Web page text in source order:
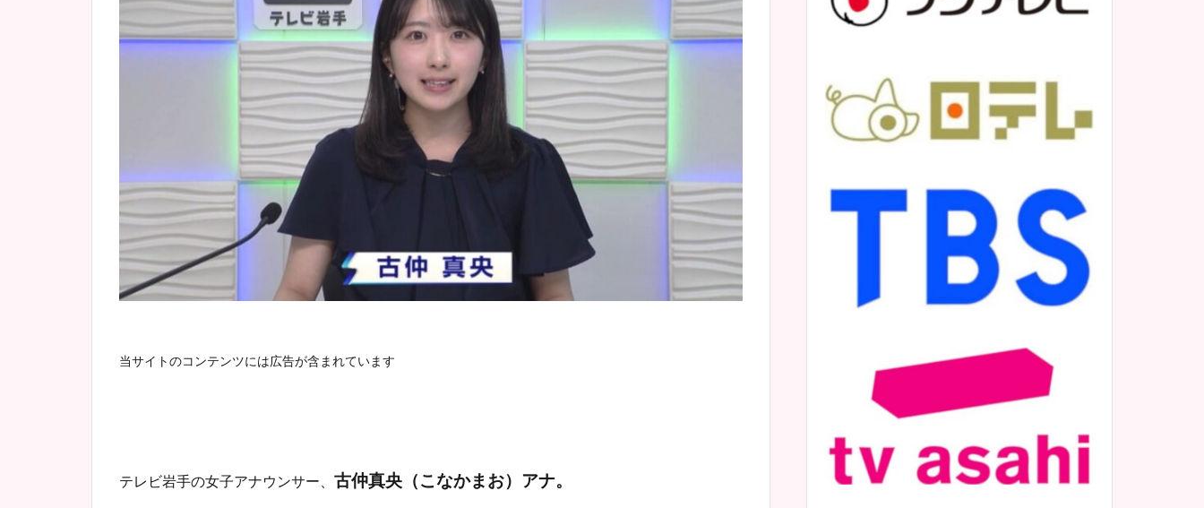
当サイトのコンテンツには広告が含まれています
テレビ岩手の女子アナウンサー、 古仲真央（こなかまお）アナ。